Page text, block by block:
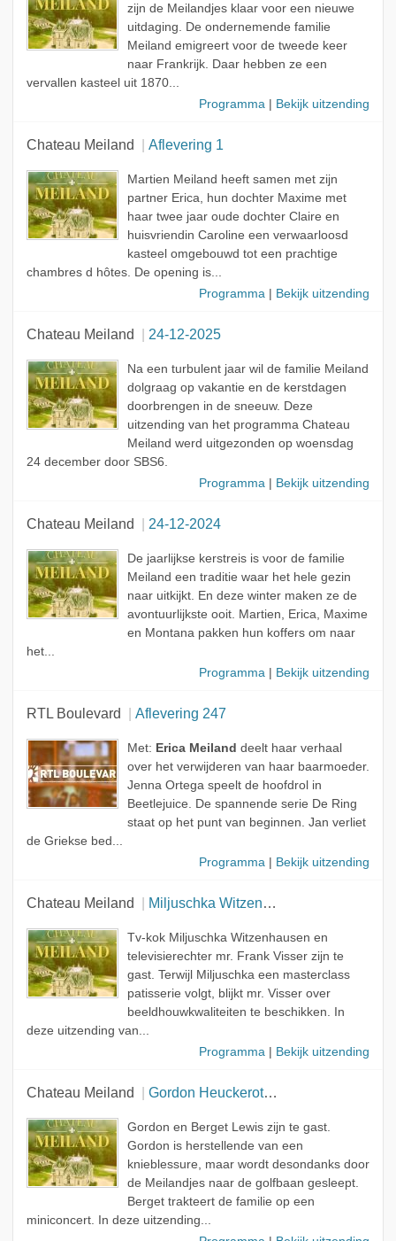
zijn de Meilandjes klaar voor een nieuwe
uitdaging. De ondernemende familie
Meiland emigreert voor de tweede keer
naar Frankrijk. Daar hebben ze een
vervallen kasteel uit 1870...
Programma | Bekijk uitzending
Chateau Meiland Aflevering 1
Martien Meiland heeft samen met zijn
partner Erica, hun dochter Maxime met
haar twee jaar oude dochter Claire en
huisvriendin Caroline een verwaarloosd
kasteel omgebouwd tot een prachtige
chambres d hôtes. De opening is...
Programma | Bekijk uitzending
Chateau Meiland 24-12-2025
Na een turbulent jaar wil de familie Meiland
dolgraag op vakantie en de kerstdagen
doorbrengen in de sneeuw. Deze
uitzending van het programma Chateau
Meiland werd uitgezonden op woensdag
24 december door SBS6.
Programma | Bekijk uitzending
Chateau Meiland 24-12-2024
De jaarlijkse kerstreis is voor de familie
Meiland een traditie waar het hele gezin
naar uitkijkt. En deze winter maken ze de
avontuurlijkste ooit. Martien, Erica, Maxime
en Montana pakken hun koffers om naar
het...
Programma | Bekijk uitzending
RTL Boulevard Aflevering 247
Met: Erica Meiland deelt haar verhaal
over het verwijderen van haar baarmoeder.
Jenna Ortega speelt de hoofdrol in
Beetlejuice. De spannende serie De Ring
staat op het punt van beginnen. Jan verliet
de Griekse bed...
Programma | Bekijk uitzending
Chateau Meiland Miljuschka Witzenhausen & mr. Frank Visser
Tv-kok Miljuschka Witzenhausen en
televisierechter mr. Frank Visser zijn te
gast. Terwijl Miljuschka een masterclass
patisserie volgt, blijkt mr. Visser over
beeldhouwkwaliteiten te beschikken. In
deze uitzending van...
Programma | Bekijk uitzending
Chateau Meiland Gordon Heuckeroth & Berget Lewis
Gordon en Berget Lewis zijn te gast.
Gordon is herstellende van een
knieblessure, maar wordt desondanks door
de Meilandjes naar de golfbaan gesleept.
Berget trakteert de familie op een
miniconcert. In deze uitzending...